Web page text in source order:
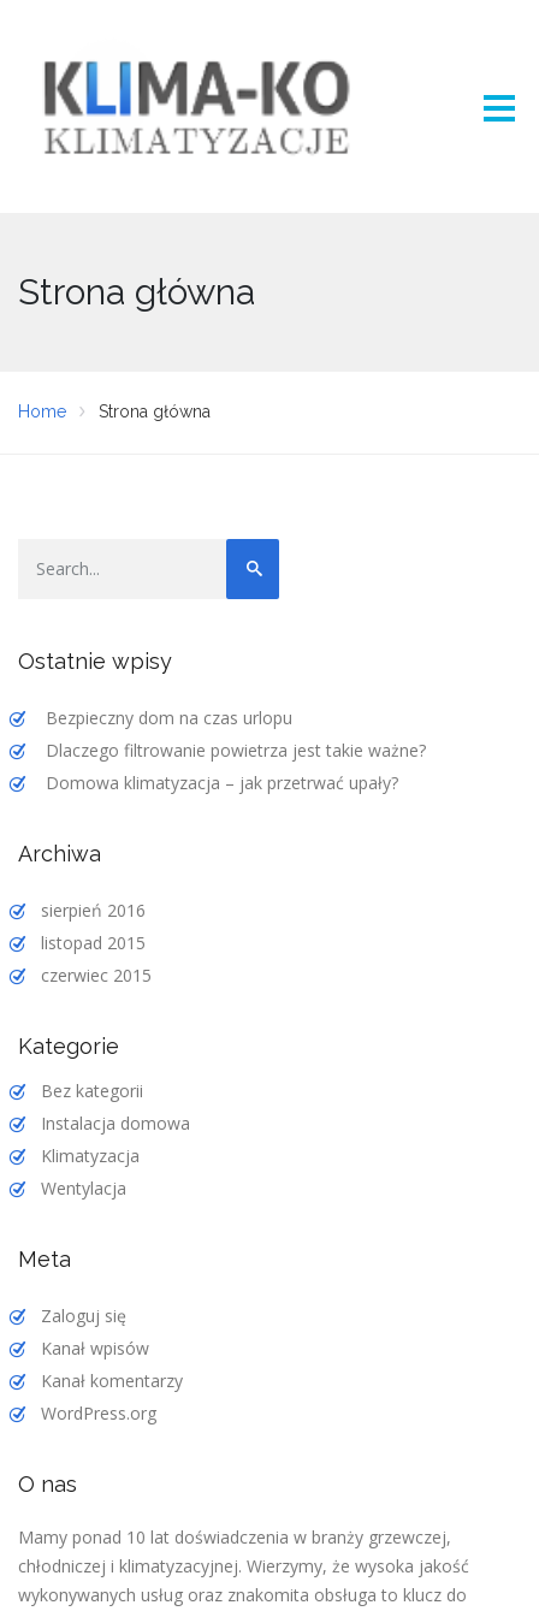
Strona główna
Home Strona główna
Ostatnie wpisy
Bezpieczny dom na czas urlopu
Dlaczego filtrowanie powietrza jest takie ważne?
Domowa klimatyzacja – jak przetrwać upały?
Archiwa
sierpień 2016
listopad 2015
czerwiec 2015
Kategorie
Bez kategorii
Instalacja domowa
Klimatyzacja
Wentylacja
Meta
Zaloguj się
Kanał wpisów
Kanał komentarzy
WordPress.org
O nas
Mamy ponad 10 lat doświadczenia w branży grzewczej,
chłodniczej i klimatyzacyjnej. Wierzymy, że wysoka jakość
wykonywanych usług oraz znakomita obsługa to klucz do